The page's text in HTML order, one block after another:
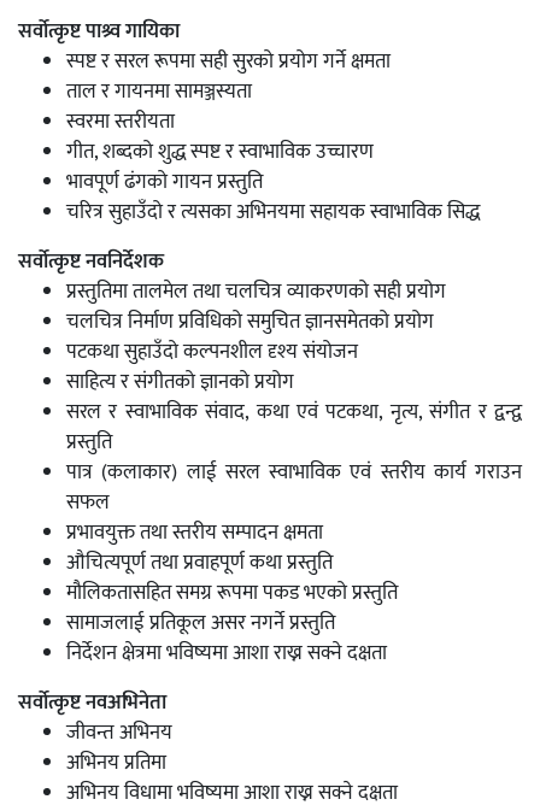
सर्वोत्कृष्ट पाश्र्व गायिका
स्पष्ट र सरल रूपमा सही सुरको प्रयोग गर्ने क्षमता
ताल र गायनमा सामञ्जस्यता
स्वरमा स्तरीयता
गीत, शब्दको शुद्ध स्पष्ट र स्वाभाविक उच्चारण
भावपूर्ण ढंगको गायन प्रस्तुति
चरित्र सुहाउँदो र त्यसका अभिनयमा सहायक स्वाभाविक सिद्ध
सर्वोत्कृष्ट नवनिर्देशक
प्रस्तुतिमा तालमेल तथा चलचित्र व्याकरणको सही प्रयोग
चलचित्र निर्माण प्रविधिको समुचित ज्ञानसमेतको प्रयोग
पटकथा सुहाउँदो कल्पनशील दृश्य संयोजन
साहित्य र संगीतको ज्ञानको प्रयोग
सरल र स्वाभाविक संवाद, कथा एवं पटकथा, नृत्य, संगीत र द्वन्द्व
प्रस्तुति
पात्र (कलाकार) लाई सरल स्वाभाविक एवं स्तरीय कार्य गराउन
सफल
प्रभावयुक्त तथा स्तरीय सम्पादन क्षमता
औचित्यपूर्ण तथा प्रवाहपूर्ण कथा प्रस्तुति
मौलिकतासहित समग्र रूपमा पकड भएको प्रस्तुति
सामाजलाई प्रतिकूल असर नगर्ने प्रस्तुति
निर्देशन क्षेत्रमा भविष्यमा आशा राख्न सक्ने दक्षता
सर्वोत्कृष्ट नवअभिनेता
जीवन्त अभिनय
अभिनय प्रतिमा
अभिनय विधामा भविष्यमा आशा राख्न सक्ने दक्षता